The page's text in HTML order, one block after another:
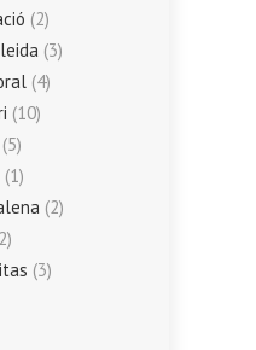
(2)
(3)
(4)
(10)
(5)
(1)
(2)
(3)